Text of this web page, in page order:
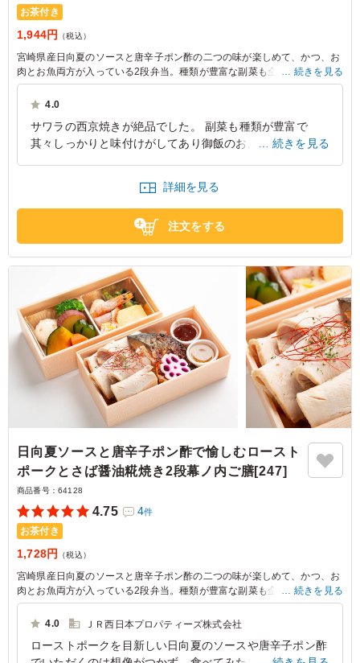
お茶付き
1,944円 （税込）
宮崎県産日向夏のソースと唐辛子ポン酢の二つの味が楽しめて、かつ、お
肉とお魚両方が入っている2段弁当。種類が豊富な副菜も全て手作りで
す。
お召し上がりになる方の嗜好がわからない時、上品でおもてなし感がある
続きを見る
4.0
サワラの西京焼きが絶品でした。 副菜も種類が豊富で
其々しっかりと味付けがしてあり御飯のおかずとして美味
ースが2種類なので味変が出来た所は良かったです。
兵庫県神戸市東灘区魚崎中町
続きを見る
詳細を見る
注文をする
日向夏ソースと唐辛子ポン酢で愉しむロースト
ポークとさば醤油糀焼き2段幕ノ内ご膳[247]
商品番号： 64128
4.75 4件
お茶付き
1,728円 （税込）
宮崎県産日向夏のソースと唐辛子ポン酢の二つの味が楽しめて、かつ、お
肉とお魚両方が入っている2段弁当。種類が豊富な副菜も全て手作りで
す。
自家製ローストポークはしっとり柔らかでとってもジューシー！さばの美
す。
続きを見る
4.0 ＪＲ西日本プロパティーズ株式会社
ローストポークを目新しい日向夏のソースや唐辛子ポン酢